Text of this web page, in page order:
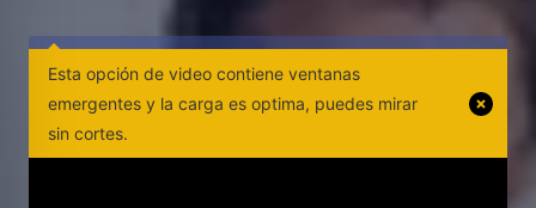
de Sydney Pollack "Three Days of the Condor"
(1975).
Esta opción de video contiene ventanas
emergentes y la carga es optima, puedes mirar
sin cortes.